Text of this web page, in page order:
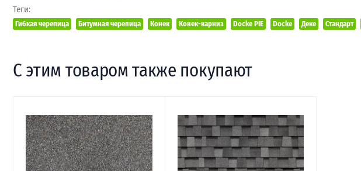
Теги:
Гибкая черепица Битумная черепица Конек Конек-карниз Docke PIE Docke Деке Стандарт
С этим товаром также покупают